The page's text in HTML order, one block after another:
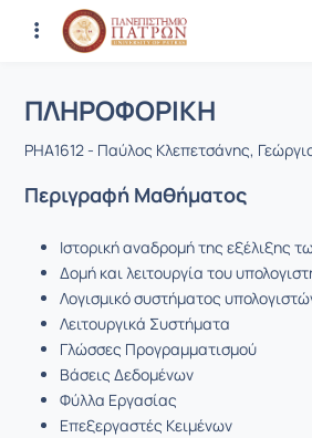
Αρχική Σελίδα
Μάθημα : ΠΛΗΡΟΦΟΡΙΚΗ
Κωδικός : PHA1612
ΠΛΗΡΟΦΟΡΙΚΗ
PHA1612 - Παύλος Κλεπετσάνης,
Περιγραφή Μαθήματος
Ιστορική αναδρομή της εξέλιξης
Δομή και λειτουργία του
Λογισμικό συστήματος
Λειτουργικά Συστήματα
Γλώσσες Προγραμματισμού
Βάσεις Δεδομένων
Φύλλα Εργασίας
Επεξεργαστές Κειμένων